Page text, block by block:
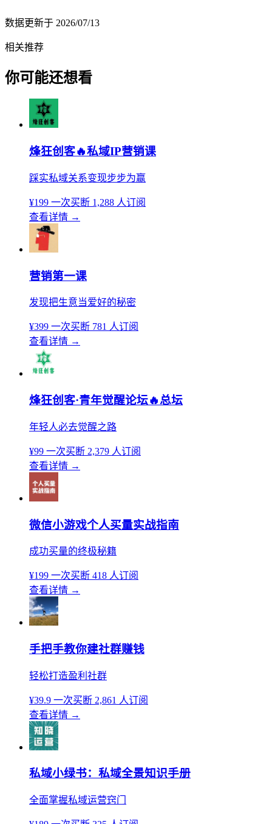
数据更新于 2026/07/13
相关推荐
你可能还想看
烽狂创客🔥私域IP营销课
踩实私域关系变现步步为赢
¥199 一次买断 1,288 人订阅
查看详情 →
营销第一课
发现把生意当爱好的秘密
¥399 一次买断 781 人订阅
查看详情 →
烽狂创客·青年觉醒论坛🔥总坛
年轻人必去觉醒之路
¥99 一次买断 2,379 人订阅
查看详情 →
微信小游戏个人买量实战指南
成功买量的终极秘籍
¥199 一次买断 418 人订阅
查看详情 →
手把手教你建社群赚钱
轻松打造盈利社群
¥39.9 一次买断 2,861 人订阅
查看详情 →
私域小绿书：私域全景知识手册
全面掌握私域运营窍门